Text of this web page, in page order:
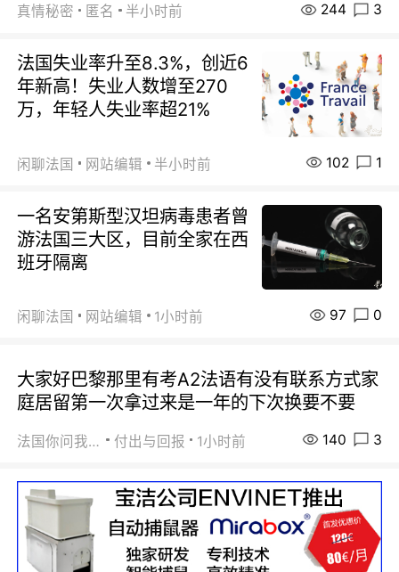
真情秘密 匿名 半小时前 244 3
法国失业率升至8.3%，创近6
年新高！失业人数增至270
万，年轻人失业率超21%
闲聊法国 网站编辑 半小时前 102 1
一名安第斯型汉坦病毒患者曾
游法国三大区，目前全家在西
班牙隔离
闲聊法国 网站编辑 1小时前 97 0
大家好巴黎那里有考A2法语有没有联系方式家
庭居留第一次拿过来是一年的下次换要不要
法国你问我答 付出与回报 1小时前 140 3